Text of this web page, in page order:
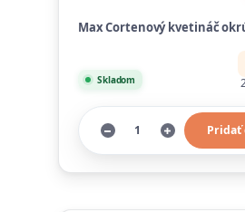
Max Cortenový kvetináč
Skladom
Pridať